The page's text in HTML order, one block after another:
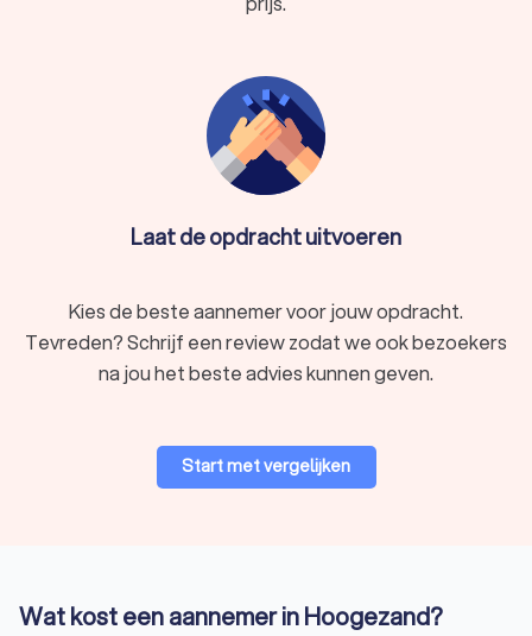
Laat de opdracht uitvoeren
Kies de beste aannemer voor jouw opdracht.
Tevreden? Schrijf een review zodat we ook bezoekers
na jou het beste advies kunnen geven.
Start met vergelijken
Wat kost een aannemer in Hoogezand?